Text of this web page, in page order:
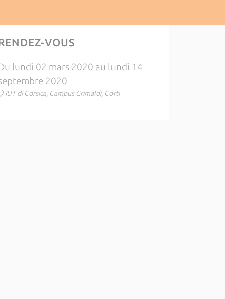
VOUS
lundi 02 mars 2020 au lundi 14
2020
IUT di Corsica, Campus Grimaldi, Corti